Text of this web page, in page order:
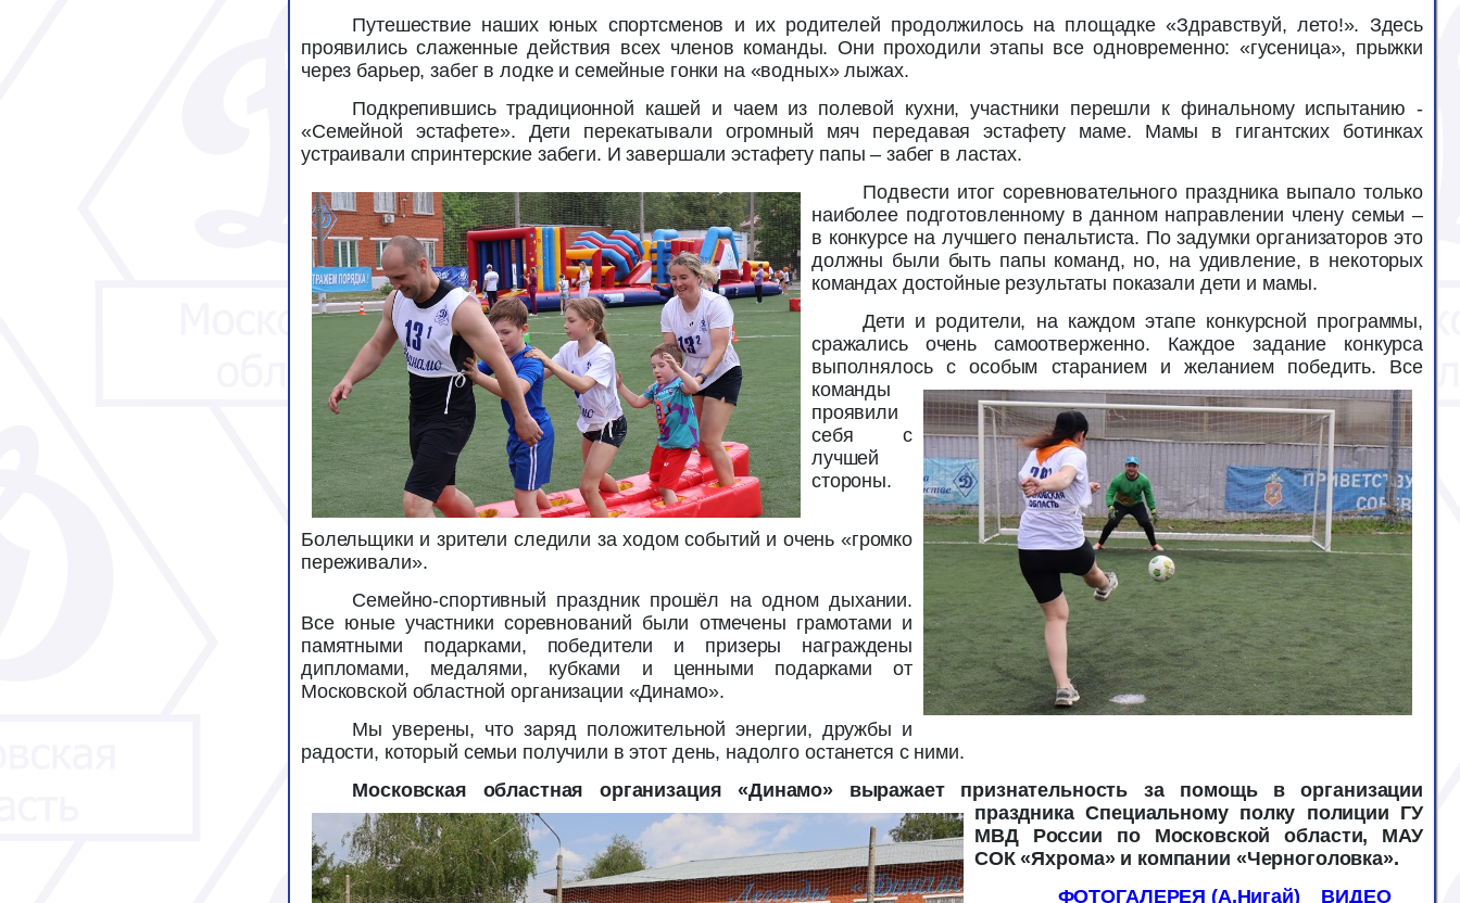
Путешествие наших юных спортсменов и их родителей продолжилось на площадке «Здравствуй, лето!». Здесь
проявились слаженные действия всех членов команды. Они проходили этапы все одновременно: «гусеница», прыжки
через барьер, забег в лодке и семейные гонки на «водных» лыжах.
Подкрепившись традиционной кашей и чаем из полевой кухни, участники перешли к финальному испытанию -
«Семейной эстафете». Дети перекатывали огромный мяч передавая эстафету маме. Мамы в гигантских ботинках
устраивали спринтерские забеги. И завершали эстафету папы – забег в ластах.
Подвести итог соревновательного праздника выпало только
наиболее подготовленному в данном направлении члену семьи –
в конкурсе на лучшего пенальтиста. По задумки организаторов это
должны были быть папы команд, но, на удивление, в некоторых
командах достойные результаты показали дети и мамы.
Дети и родители, на каждом этапе конкурсной программы,
сражались очень самоотверженно. Каждое задание конкурса
выполнялось сособым старанием и желанием победить. Все
команды
проявили
себя с
лучшей
стороны.
Болельщики и зрители следили за ходом событий и очень «громко
переживали».
Семейно-спортивный праздник прошёл на одном дыхании.
Все юные участники соревнований были отмечены грамотами и
памятными подарками, победители и призеры награждены
дипломами, медалями, кубками и ценными подарками от
Московской областной организации «Динамо».
Мы уверены, что заряд положительной энергии, дружбы и
радости, который семьи получили в этот день, надолго останется с ними.
Московская областная организация «Динамо» выражает признательность за помощь в организации
праздника Специальному полку полиции ГУ
МВД России по Московской области, МАУ
СОК «Яхрома» и компании «Черноголовка».
ФОТОГАЛЕРЕЯ (А.Нигай)
ВИДЕО